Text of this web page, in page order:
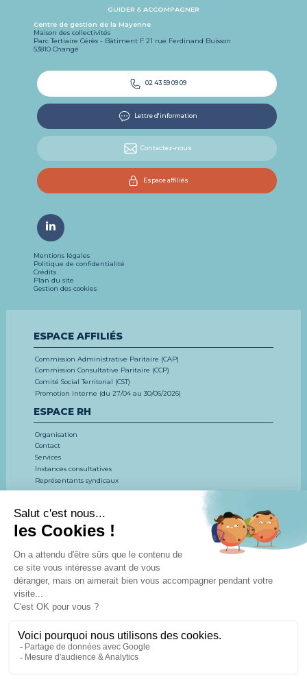
GUIDER & ACCOMPAGNER
Centre de gestion de la Mayenne
Maison des collectivités
Parc Tertiaire Cérès - Bâtiment F 21 rue Ferdinand Buisson
53810 Changé
02 43 59 09 09
Lettre d'information
Contactez-nous
Espace affiliés
Mentions légales
Politique de confidentialité
Crédits
Plan du site
Gestion des cookies
ESPACE AFFILIÉS
Commission Administrative Paritaire (CAP)
Commission Consultative Paritaire (CCP)
Comité Social Territorial (CST)
Promotion interne (du 27/04 au 30/06/2026)
ESPACE RH
Organisation
Contact
Services
Instances consultatives
Représentants syndicaux
CONCOURS ET EXAMENS
FORMATION
ESPACE DOCUMENTAIRE
Actualités